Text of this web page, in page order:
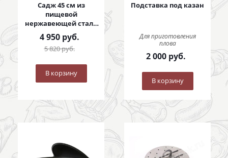
Садж 45 см из
пищевой
нержавеющей стали
с коваными ручками
4 950руб.
5 820руб.
В корзину
Подставка под казан
Для приготовления
плова
2 000руб.
В корзину